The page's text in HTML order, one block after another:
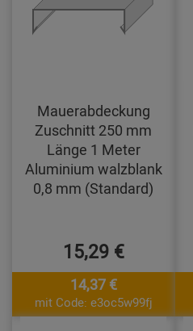
Mauerabdeckung
Zuschnitt 250 mm
Länge 1 Meter
Aluminium walzblank
0,8 mm (Standard)
15,29 €
14,37 €
mit Code: e3oc5w99fj